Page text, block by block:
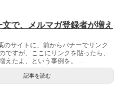
で、メルマガ登録者が増え
のサイトに、前からバナーでリンク
ですが、ここにリンクを貼ったら、
えたよ、という事例を。 ...
記事を読む